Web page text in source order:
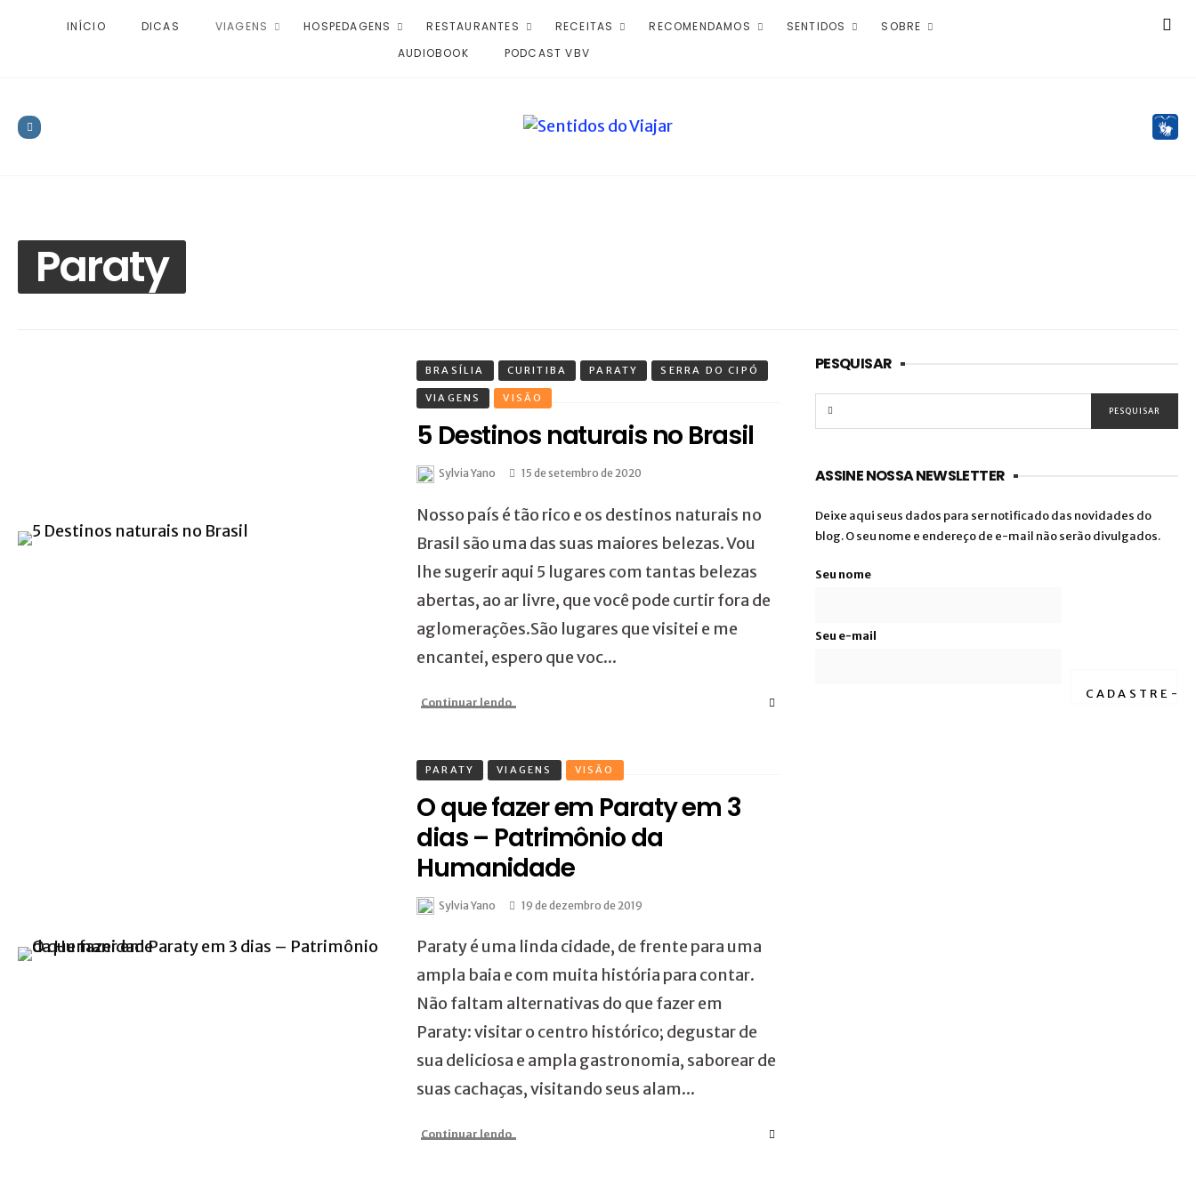
INÍCIO DICAS VIAGENS HOSPEDAGENS RESTAURANTES RECEITAS RECOMENDAMOS SENTIDOS
SOBRE
AUDIOBOOK
PODCAST VBV
Paraty
BRASÍLIA CURITIBA PARATY SERRA DO CIPÓ
VIAGENS VISÃO
5 Destinos naturais no Brasil
Sylvia Yano 15 de setembro de 2020
Nosso país é tão rico e os destinos naturais no
Brasil são uma das suas maiores belezas. Vou
lhe sugerir aqui 5 lugares com tantas belezas
abertas, ao ar livre, que você pode curtir fora de
aglomerações.São lugares que visitei e me
encantei, espero que voc...
Continuar lendo
PARATY VIAGENS VISÃO
O que fazer em Paraty em 3
dias – Patrimônio da
Humanidade
Sylvia Yano 19 de dezembro de 2019
Paraty é uma linda cidade, de frente para uma
ampla baia e com muita história para contar.
Não faltam alternativas do que fazer em
Paraty: visitar o centro histórico; degustar de
sua deliciosa e ampla gastronomia, saborear de
suas cachaças, visitando seus alam...
Continuar lendo
PESQUISAR
ASSINE NOSSA NEWSLETTER
Deixe aqui seus dados para ser notificado das novidades do
blog. O seu nome e endereço de e-mail não serão divulgados.
Seu nome
Seu e-mail